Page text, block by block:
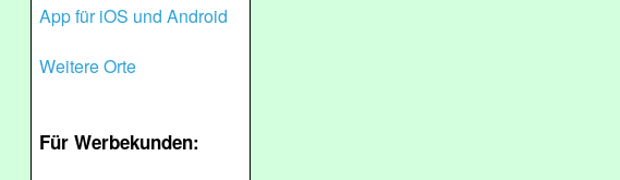
App für iOS und Android
Weitere Orte
Für Werbekunden: